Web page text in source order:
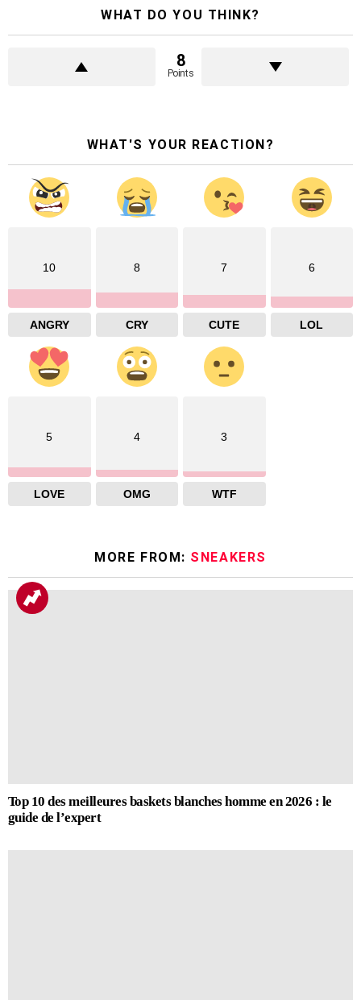
WHAT DO YOU THINK?
8
Points
WHAT'S YOUR REACTION?
10
ANGRY
8
CRY
7
CUTE
6
LOL
5
LOVE
4
OMG
3
WTF
MORE FROM: SNEAKERS
Top 10 des meilleures baskets blanches homme en 2026 : le
guide de l’expert